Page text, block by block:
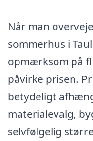
Når man
sommerhus i
opmærksom på
påvirke prisen.
betydeligt
materialevalg,
selvfølgelig